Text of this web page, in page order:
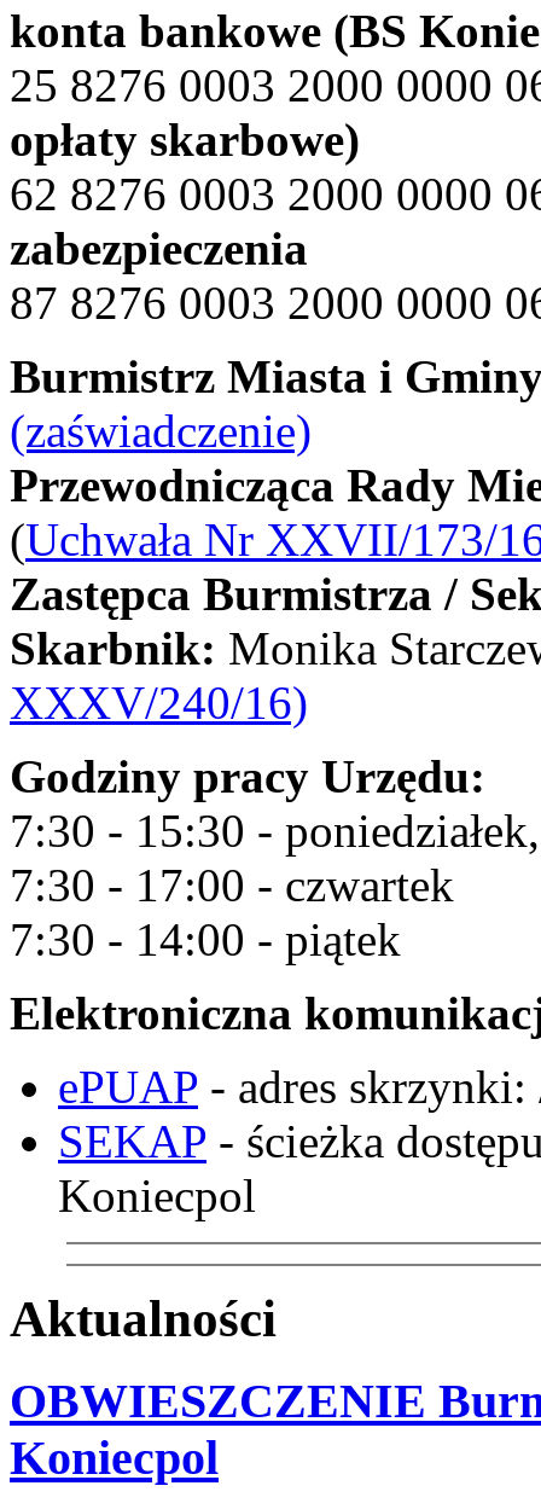
konta bankowe (BS
25 8276 0003 2000 0000
opłaty skarbowe)
62 8276 0003 2000 0000
zabezpieczenia
87 8276 0003 2000 0000
Burmistrz Miasta i
(zaświadczenie)
Przewodnicząca Rady
(Uchwała Nr XXVII/173/
Zastępca Burmistrza /
Skarbnik: Monika
XXXV/240/16)
Godziny pracy Urzędu:
7:30 - 15:30 -
7:30 - 17:00 - czwartek
7:30 - 14:00 - piątek
Elektroniczna
ePUAP - adres
SEKAP - ścieżka
Koniecpol
Aktualności
OBWIESZCZENIE
Koniecpol